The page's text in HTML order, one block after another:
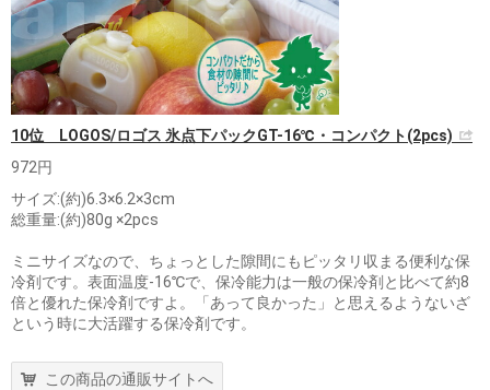
10位 LOGOS/ロゴス 氷点下パックGT-16℃・コンパクト(2pcs)
972円
サイズ:(約)6.3×6.2×3cm
総重量:(約)80g ×2pcs
ミニサイズなので、ちょっとした隙間にもピッタリ収まる便利な保
冷剤です。表面温度-16℃で、保冷能力は一般の保冷剤と比べて約8
倍と優れた保冷剤ですよ。「あって良かった」と思えるようないざ
という時に大活躍する保冷剤です。
この商品の通販サイトへ